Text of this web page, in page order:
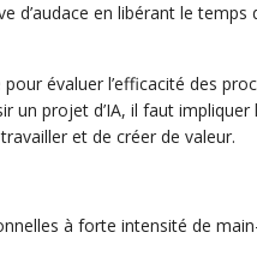
d’audace en libérant le temps
évaluer l’efficacité des
projet d’IA, il faut impliquer
et de créer de valeur.
à forte intensité de